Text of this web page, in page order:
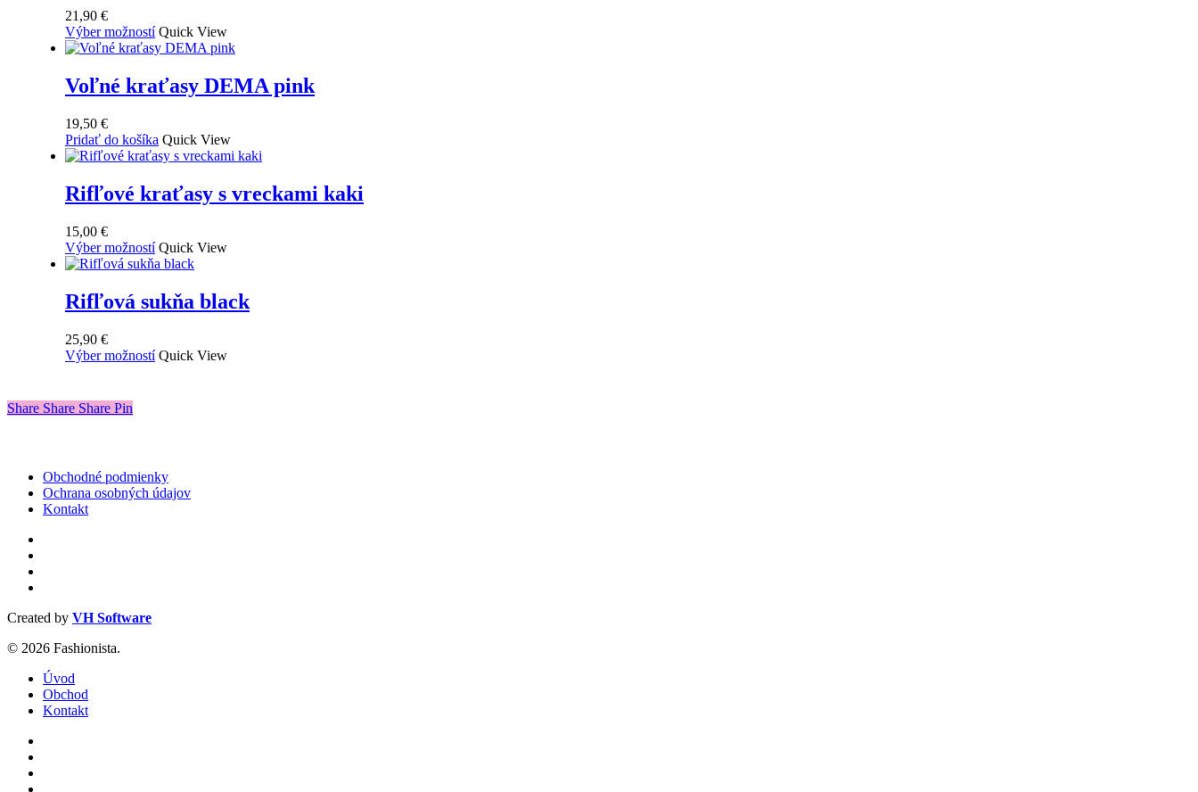
21,90 €
Výber možností Tento
produkt
viacero
variantov.
môžete
vybrať
stránke
produktu.
Quick View
Voľné kraťasy DEMA pink
19,50 €
Pridať do košíka Quick View
Rifľové kraťasy s vreckami kaki
15,00 €
Výber možností Tento
produkt
viacero
variantov.
môžete
Quick View
Rifľová sukňa black
25,90 €
Výber možností Tento
vybrať
na
Quick View
Share
Share Share Share Pin
Obchodné podmienky
Ochrana osobných údajov
Kontakt
Created by VH Software
© 2026 Fashionista.
Close
Menu
Úvod
Obchod
Kontakt